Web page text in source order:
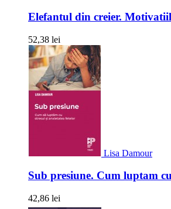
Elefantul din creier.
52,38 lei
Lisa Damour
Sub presiune. Cum luptam
42,86 lei